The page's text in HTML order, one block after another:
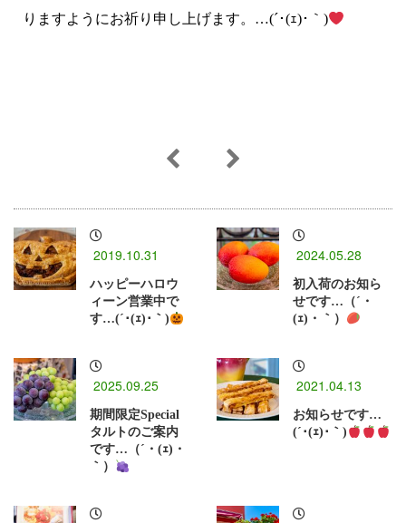
りますようにお祈り申し上げます。…(´･(ｪ)･｀)
2019.10.31
ハッピーハロウ
ィーン営業中で
す…(´･(ｪ)･｀)
2024.05.28
初入荷のお知ら
せです…（´・
(ｪ)・｀）
2025.09.25
期間限定Special
タルトのご案内
です…（´・(ｪ)・
｀）
2021.04.13
お知らせです…
(´･(ｪ)･｀)